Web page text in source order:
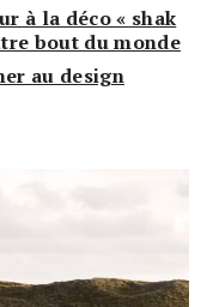
à la déco « shak
bout du monde
au design